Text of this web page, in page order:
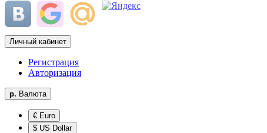
Личный кабинет
Регистрация
Авторизация
р. Валюта
€ Euro
$ US Dollar